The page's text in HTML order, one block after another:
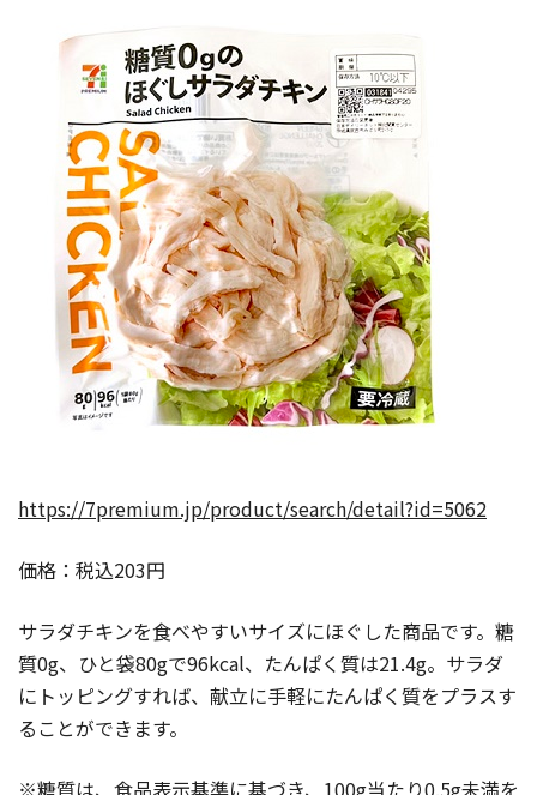
https://7premium.jp/product/search/detail?id=5062
価格：税込203円
サラダチキンを食べやすいサイズにほぐした商品です。糖
質0g、ひと袋80gで96kcal、たんぱく質は21.4g。サラダ
にトッピングすれば、献立に手軽にたんぱく質をプラスす
ることができます。
※糖質は、食品表示基準に基づき、100g当たり0.5g未満を